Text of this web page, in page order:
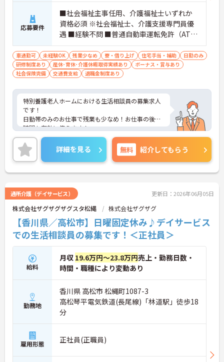
応募要件
■社会福祉主事任用、介護福祉士いずれか
資格必須 ※社会福祉士、介護支援専門員優
遇 ■経験不問 ■普通自動車運転免許（AT限
定可）
車通勤可 未経験OK 残業少なめ 寮・借り上げ 住宅手当・補助
日勤のみ
研修制度あり
産休･育休･介護休暇取得実績あり
ボーナス・賞与あり
社会保険完備
交通費支給 退職金制度あり
特別養護老人ホームにおける生活相談員の募集求人
です！
日勤帯のみのお仕事で残業も少なめ！お仕事の後の
時間も有効に使えます！
単身用の住宅完備で住込みでの勤務も可能です！
ご興味ある方には、面接のポイントなど、さらに詳
細をお話致しますのでお気軽にご相談ください。
詳細を見る 無料 紹介してもらう
通所介護（デイサービス） 更新日：2026年06月05日
株式会社ザグザグザグスタ松縄 株式会社ザグザグ
【香川県／高松市】日曜固定休み♪デイサービス
での生活相談員の募集です！＜正社員＞
給料
月収 19.6万円～23.8万円売上・勤務日数・
時間・職種により変動あり
勤務地
香川県 高松市 松縄町1087-3
高松琴平電気鉄道(長尾線)「林道駅」徒歩18
分
雇用形態 正社員(正職員)